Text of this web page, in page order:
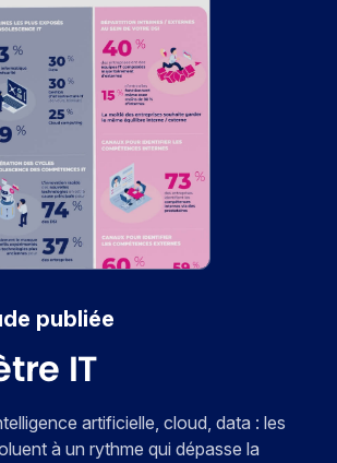
publiée
IT
artificielle, cloud, data : les
à un rythme qui dépasse la